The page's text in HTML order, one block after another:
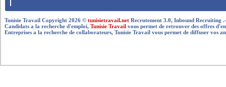
Tunisie Travail Copyright 2026 ©tunisietravail.net Recrutement 3.0, Inbound Recruiting
Candidats a la recherche d'emploi,Tunisie Travail vous permet de retrouver des offres
Entreprises a la recherche de collaborateurs, Tunisie Travail vous permet de diffuser vos